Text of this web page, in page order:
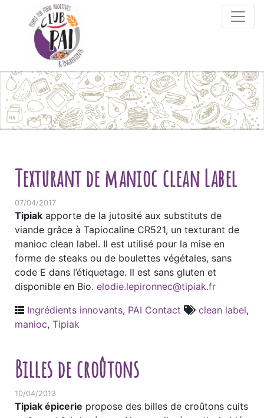
Skip to content
Texturant de manioc clean Label
07/04/2017
Tipiak apporte de la jutosité aux substituts de
viande grâce à Tapiocaline CR521, un texturant de
manioc clean label. Il est utilisé pour la mise en
forme de steaks ou de boulettes végétales, sans
code E dans l’étiquetage. Il est sans gluten et
disponible en Bio. elodie.lepironnec@tipiak.fr
Ingrédients innovants, PAI Contact clean label,
manioc, Tipiak
Billes de croûtons
10/04/2013
Tipiak épicerie propose des billes de croûtons cuits